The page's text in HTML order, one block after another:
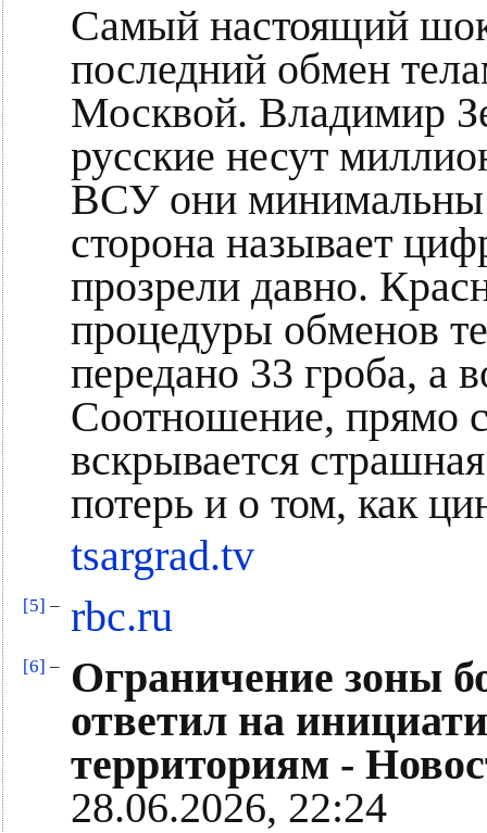
Самый настоящий
последний обмен
Москвой. Владимир
русские несут
ВСУ они минимальны
сторона называет
прозрели давно.
процедуры обменов
передано 33 гроба, а
Соотношение, прямо
вскрывается
потерь и о том, как
tsargrad.tv
[5] – rbc.ru
[6] –
Ограничение зоны
ответил на
территориям -
28.06.2026, 22:24